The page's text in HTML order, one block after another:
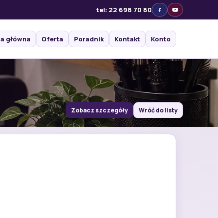
tel: 22 698 70 80
główna Oferta Poradnik Kontakt Konto
Zobacz szczegóły Wróć do listy